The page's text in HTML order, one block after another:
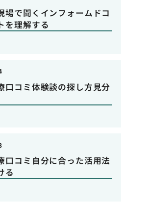
場で聞くインフォームドコ
を理解する
口コミ体験談の探し方見分
口コミ自分に合った活用法
る